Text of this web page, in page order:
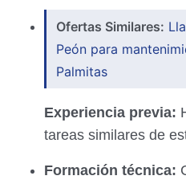
Ofertas Similares:
Peón para
Palmitas
Experiencia previa:
tareas similares de
Formación técnica: